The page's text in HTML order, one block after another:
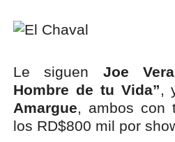
Le siguen Joe
Hombre de tu Vida”,
Amargue, ambos con
los RD$800 mil por